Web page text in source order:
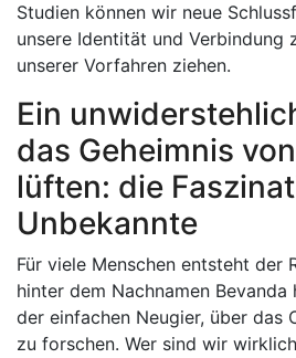
Studien können wir neue
unsere Identität und Verbindung
unserer Vorfahren ziehen.
Ein
das Geheimnis
lüften: die
Unbekannte
Für viele Menschen entsteht der
hinter dem Nachnamen Bevanda
der einfachen Neugier, über das
zu forschen. Wer sind wir